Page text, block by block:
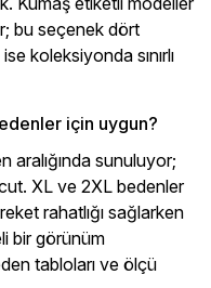
bu seçenek dört
koleksiyonda sınırlı
için uygun?
aralığında sunuluyor;
XL ve 2XL bedenler
rahatlığı sağlarken
bir görünüm
tabloları ve ölçü